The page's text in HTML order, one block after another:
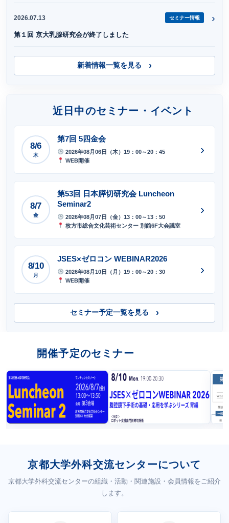
2026.07.13 セミナー情報
第１回 京大乳腺研究会が終了しました
›
新着情報一覧を見る
近日中のセミナー・イベント
8/6
木
第7回 5四金会
2026年08月06日（木）19：00～20：45
WEB開催
›
8/7
金
第53回 日本膵切研究会 Luncheon
Seminar2
2026年08月07日（金）13：00～13：50
枚方市総合文化芸術センター 別館6F大会議室
›
8/10
月
JSES×ゼロコン WEBINAR2026
2026年08月10日（月）19：00～20：30
WEB開催
›
セミナー予定一覧を見る
開催予定のセミナー
京都大学外科交流センターについて
京都大学外科交流センターの組織・活動・関連施設・会員情報をご紹介
します。